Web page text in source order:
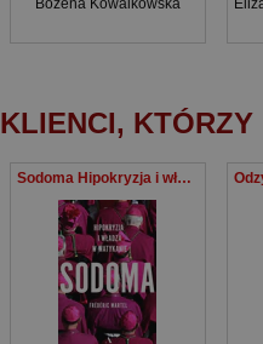
KLIENCI,
Sodoma Hipokryzja i władza w Watykanie